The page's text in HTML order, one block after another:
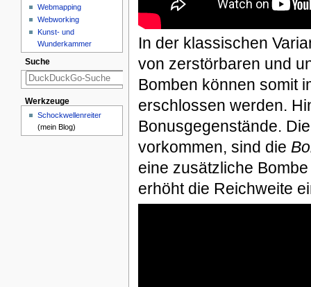
In der klassischen
von zerstörbaren und
Bomben können somit
erschlossen werden.
Bonusgegenstände.
vorkommen, sind die
eine zusätzliche
erhöht die Reichweite
Webmapping
Webworking
Kunst- und
Wunderkammer
Suche
Werkzeuge
Schockwellenreiter
(mein Blog)